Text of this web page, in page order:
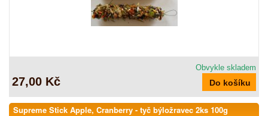
Obvykle skladem
27,00 Kč
Supreme Stick Apple, Cranberry - tyč býložravec 2ks 100g